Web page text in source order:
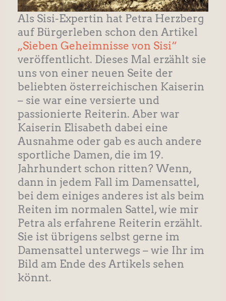
Als Sisi-Expertin hat Petra Herzberg
auf Bürgerleben schon den Artikel
„Sieben Geheimnisse von Sisi“
veröffentlicht. Dieses Mal erzählt sie
uns von einer neuen Seite der
beliebten österreichischen Kaiserin
– sie war eine versierte und
passionierte Reiterin. Aber war
Kaiserin Elisabeth dabei eine
Ausnahme oder gab es auch andere
sportliche Damen, die im 19.
Jahrhundert schon ritten? Wenn,
dann in jedem Fall im Damensattel,
bei dem einiges anderes ist als beim
Reiten im normalen Sattel, wie mir
Petra als erfahrene Reiterin erzählt.
Sie ist übrigens selbst gerne im
Damensattel unterwegs – wie Ihr im
Bild am Ende des Artikels sehen
könnt.